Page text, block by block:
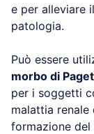
e per alleviare
patologia.
Può essere
morbo di Paget
per i soggetti
malattia
formazione del